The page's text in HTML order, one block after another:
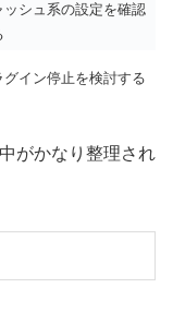
ッシュ系の設定を確認
グイン停止を検討する
がかなり整理され